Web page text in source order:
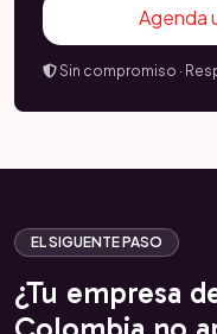
Agenda
Sin compromiso ·
EL SIGUENTE PASO
¿Tu empresa